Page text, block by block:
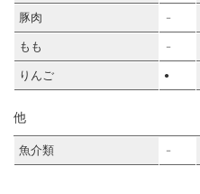
豚肉 －
もも －
りんご ●
他
魚介類 －